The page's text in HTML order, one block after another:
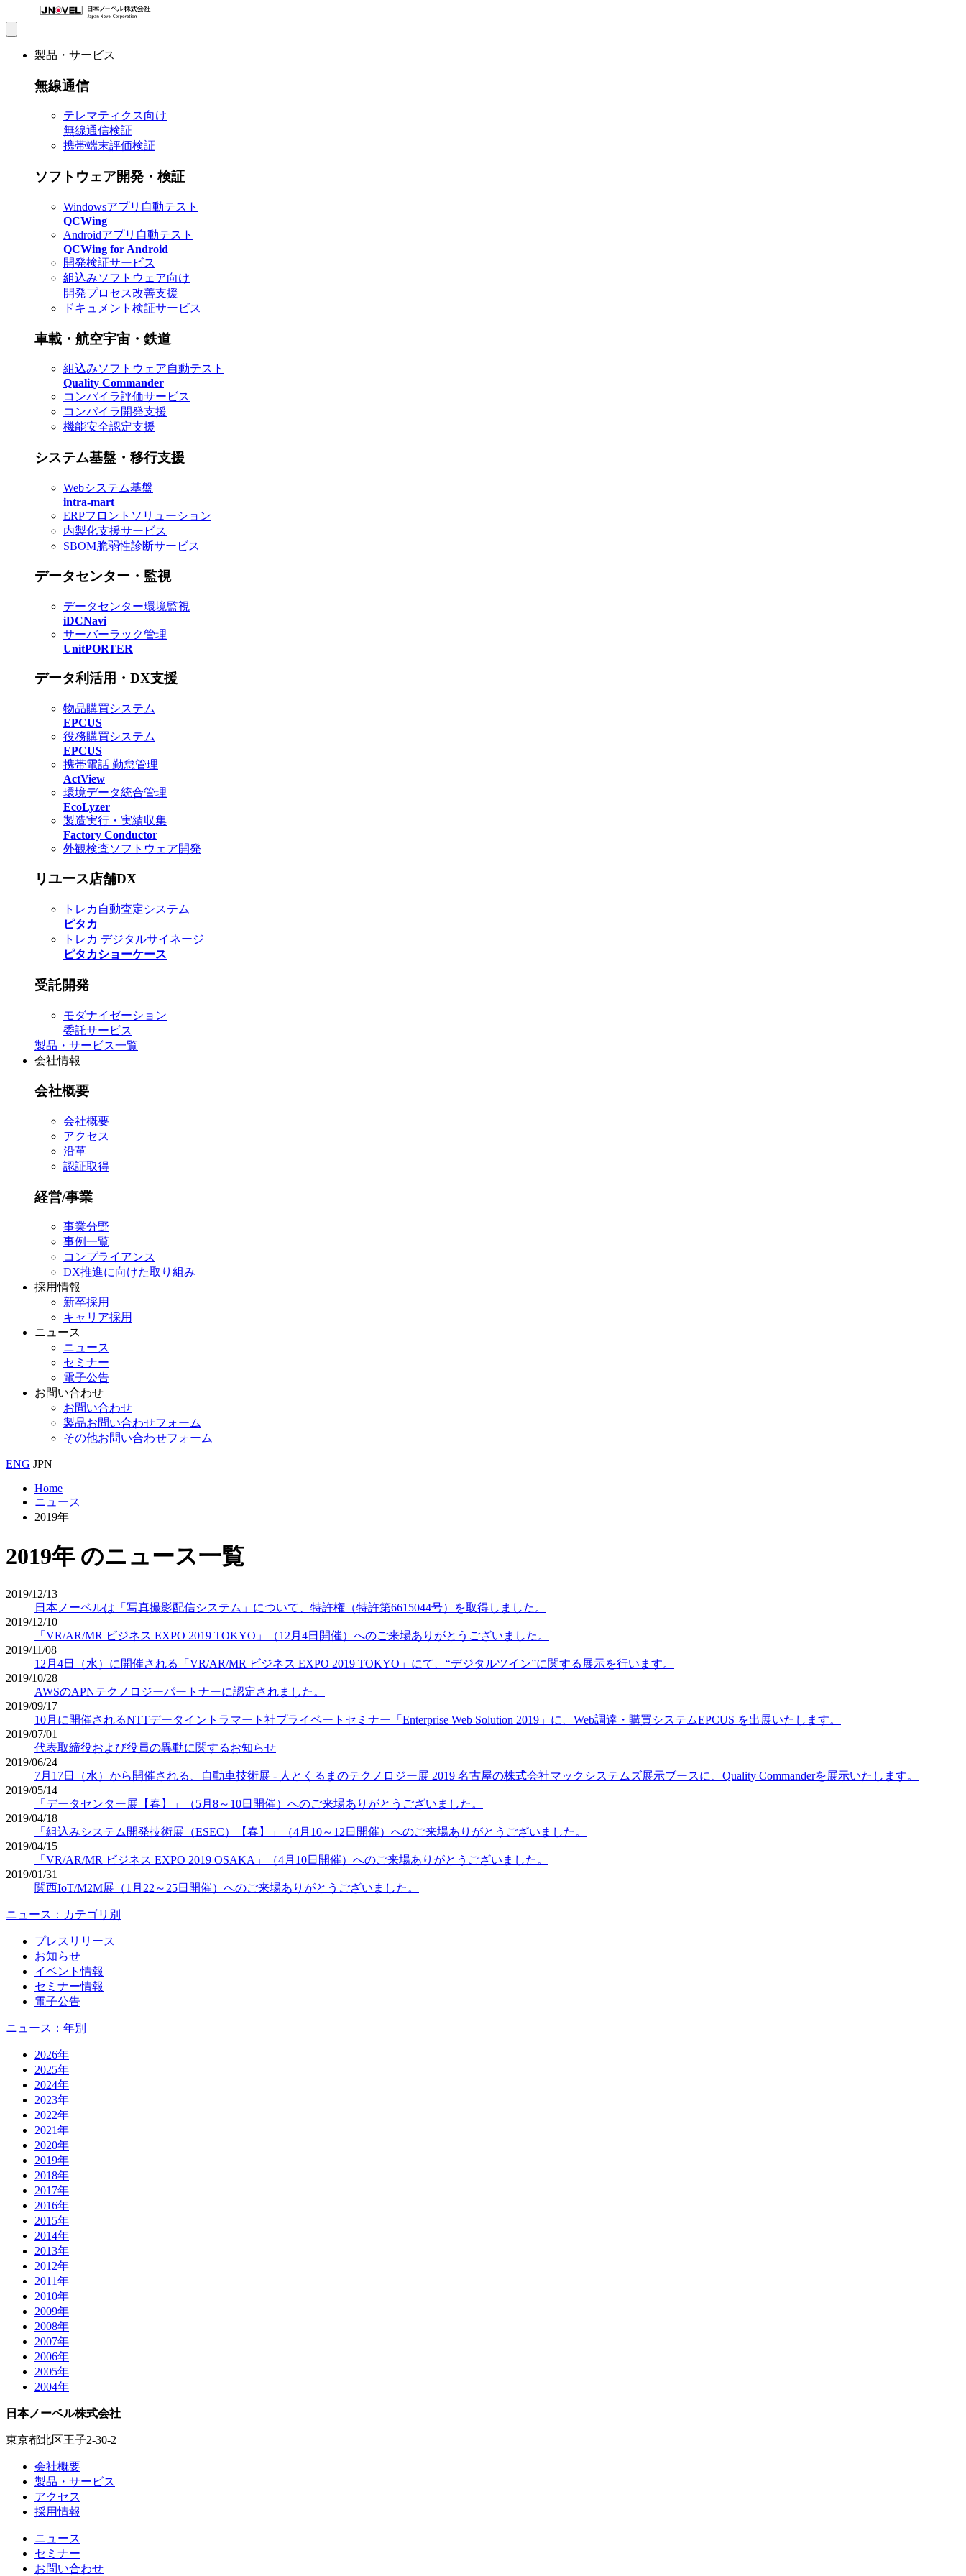
製品・サービス
無線通信
テレマティクス向け
無線通信検証
携帯端末評価検証
ソフトウェア開発・検証
Windowsアプリ自動テスト
QCWing
Androidアプリ自動テスト
QCWing for Android
開発検証サービス
組込みソフトウェア向け
開発プロセス改善支援
ドキュメント検証サービス
車載・航空宇宙・鉄道
組込みソフトウェア自動テスト
Quality Commander
コンパイラ評価サービス
コンパイラ開発支援
機能安全認定支援
システム基盤・移行支援
Webシステム基盤
intra-mart
ERPフロントソリューション
内製化支援サービス
SBOM脆弱性診断サービス
データセンター・監視
データセンター環境監視
iDCNavi
サーバーラック管理
UnitPORTER
データ利活用・DX支援
物品購買システム
EPCUS
役務購買システム
EPCUS
携帯電話 勤怠管理
ActView
環境データ統合管理
EcoLyzer
製造実行・実績収集
Factory Conductor
外観検査ソフトウェア開発
リユース店舗DX
トレカ自動査定システム
ピタカ
トレカ デジタルサイネージ
ピタカショーケース
受託開発
モダナイゼーション
委託サービス
製品・サービス一覧
会社情報
会社概要
会社概要
アクセス
沿革
認証取得
経営/事業
事業分野
事例一覧
コンプライアンス
DX推進に向けた取り組み
採用情報
新卒採用
キャリア採用
ニュース
ニュース
セミナー
電子公告
お問い合わせ
お問い合わせ
製品お問い合わせフォーム
その他お問い合わせフォーム
ENG JPN
Home
ニュース
2019年
2019年 のニュース一覧
2019/12/13
日本ノーベルは「写真撮影配信システム」について、特許権（特許第6615044号）を取得しました。
2019/12/10
「VR/AR/MR ビジネス EXPO 2019 TOKYO」（12月4日開催）へのご来場ありがとうございました。
2019/11/08
12月4日（水）に開催される「VR/AR/MR ビジネス EXPO 2019 TOKYO」にて、“デジタルツイン”に関する展示を行います。
2019/10/28
AWSのAPNテクノロジーパートナーに認定されました。
2019/09/17
10月に開催されるNTTデータイントラマート社プライベートセミナー「Enterprise Web Solution 2019」に、Web調達・購買システムEPCUS を出展いたします。
2019/07/01
代表取締役および役員の異動に関するお知らせ
2019/06/24
7月17日（水）から開催される、自動車技術展 - 人とくるまのテクノロジー展 2019 名古屋の株式会社マックシステムズ展示ブースに、Quality Commanderを展示いたします。
2019/05/14
「データセンター展【春】」（5月8～10日開催）へのご来場ありがとうございました。
2019/04/18
「組込みシステム開発技術展（ESEC）【春】」（4月10～12日開催）へのご来場ありがとうございました。
2019/04/15
「VR/AR/MR ビジネス EXPO 2019 OSAKA」（4月10日開催）へのご来場ありがとうございました。
2019/01/31
関西IoT/M2M展（1月22～25日開催）へのご来場ありがとうございました。
ニュース：カテゴリ別
プレスリリース
お知らせ
イベント情報
セミナー情報
電子公告
ニュース：年別
2026年
2025年
2024年
2023年
2022年
2021年
2020年
2019年
2018年
2017年
2016年
2015年
2014年
2013年
2012年
2011年
2010年
2009年
2008年
2007年
2006年
2005年
2004年
日本ノーベル株式会社
東京都北区王子2-30-2
会社概要
製品・サービス
アクセス
採用情報
ニュース
セミナー
お問い合わせ